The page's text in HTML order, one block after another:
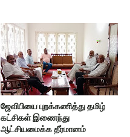
ஜேவிபியை புறக்கணித்து தமிழ்
கட்சிகள் இணைந்து
ஆட்சியமைக்க தீர்மானம்